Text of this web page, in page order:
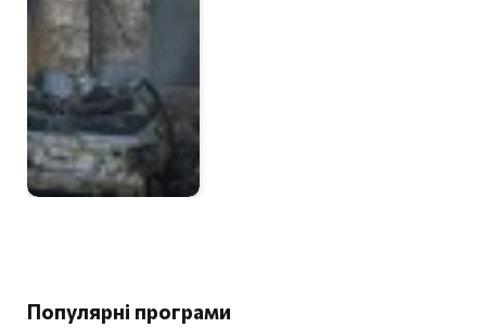
Популярні програми